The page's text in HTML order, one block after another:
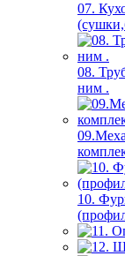
07.
08.
ним .
10.